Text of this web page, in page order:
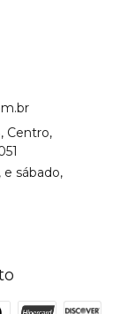
Centro,
e sábado,